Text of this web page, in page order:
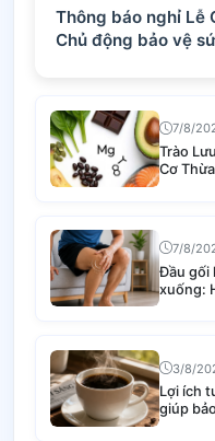
Thông báo nghỉ Lễ
Chủ động bảo vệ
7/8/
Trào
Cơ
Khỏe
7/8/
Đầu gối
xuống:
hiệu
3/8/
Lợi ích
giúp